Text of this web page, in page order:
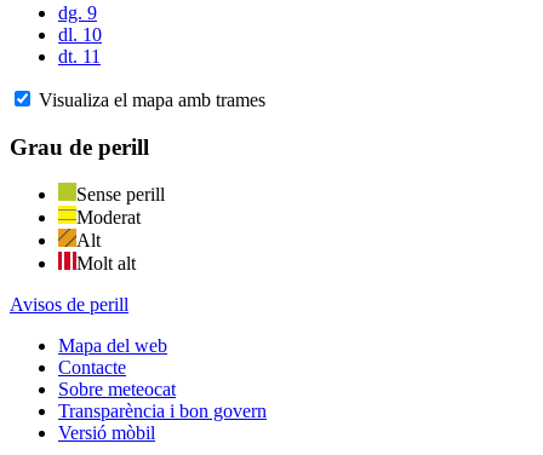
dg. 9
dl. 10
dt. 11
Visualiza el mapa amb trames
Grau de perill
Sense perill
Moderat
Alt
Molt alt
Avisos de perill
Mapa del web
Contacte
Sobre meteocat
Transparència i bon govern
Versió mòbil